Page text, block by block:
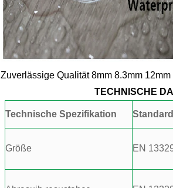
Zuverlässige Qualität 8mm 8.3mm
TECHNISCHE
Technische Spezifikation Standard
Größe EN